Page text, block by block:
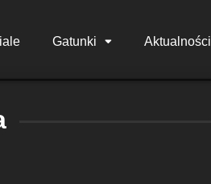
Gatunki Aktualności